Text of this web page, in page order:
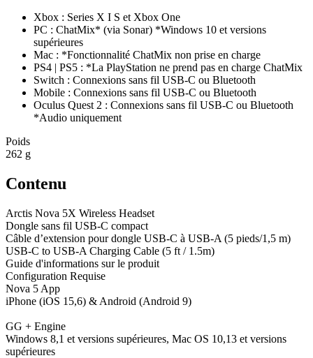
Xbox : Series X I S et Xbox One
PC : ChatMix* (via Sonar) *Windows 10 et versions
supérieures
Mac : *Fonctionnalité ChatMix non prise en charge
PS4 | PS5 : *La PlayStation ne prend pas en charge ChatMix
Switch : Connexions sans fil USB-C ou Bluetooth
Mobile : Connexions sans fil USB-C ou Bluetooth
Oculus Quest 2 : Connexions sans fil USB-C ou Bluetooth
*Audio uniquement
Poids
262 g
Contenu
Arctis Nova 5X Wireless Headset
Dongle sans fil USB-C compact
Câble d’extension pour dongle USB-C à USB-A (5 pieds/1,5 m)
USB-C to USB-A Charging Cable (5 ft / 1.5m)
Guide d'informations sur le produit
Configuration Requise
Nova 5 App
iPhone (iOS 15,6) & Android (Android 9)
GG + Engine
Windows 8,1 et versions supérieures, Mac OS 10,13 et versions
supérieures